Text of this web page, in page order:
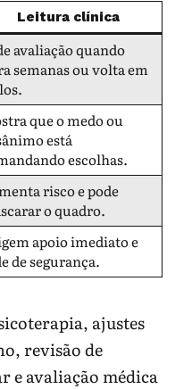
Leitura clínica
avaliação quando
semanas ou volta em
que o medo ou
está
escolhas.
risco e pode
o quadro.
apoio imediato e
de segurança.
ajustes
revisão de
e avaliação médica